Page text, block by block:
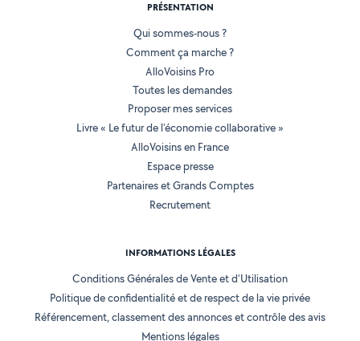
PRÉSENTATION
Qui sommes-nous ?
Comment ça marche ?
AlloVoisins Pro
Toutes les demandes
Proposer mes services
Livre « Le futur de l'économie collaborative »
AlloVoisins en France
Espace presse
Partenaires et Grands Comptes
Recrutement
INFORMATIONS LÉGALES
Conditions Générales de Vente et d'Utilisation
Politique de confidentialité et de respect de la vie privée
Référencement, classement des annonces et contrôle des avis
Mentions légales